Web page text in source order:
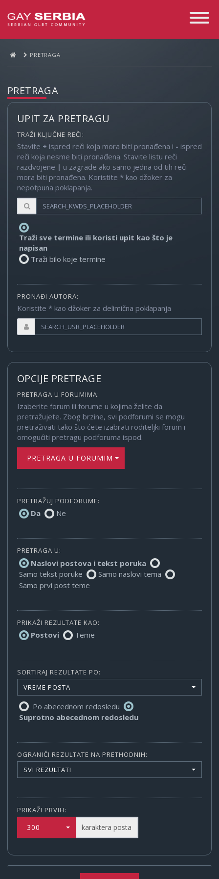
Toggle
PRETRAGA
PRETRAGA
UPIT ZA PRETRAGU
TRAŽI KLJUČNE REČI:
Stavite + ispred reči koja mora biti pronađena i - ispred
reči koja nesme biti pronađena. Stavite listu reči
razdvojene | u zagrade ako samo jedna od tih reči
mora biti pronađena. Koristite * kao džoker za
nepotpuna poklapanja.
Traži sve termine ili koristi upit kao što je
napisan
Traži bilo koje termine
PRONAĐI AUTORA:
Koristite * kao džoker za delimična poklapanja
OPCIJE PRETRAGE
PRETRAGA U FORUMIMA:
Izaberite forum ili forume u kojima želite da
pretražujete. Zbog brzine, svi podforumi se mogu
pretraživati tako što ćete izabrati roditeljki forum i
omogućiti pretragu podforuma ispod.
PRETRAGA U FORUMIMA
PRETRAŽUJ PODFORUME:
Da Ne
PRETRAGA U:
Naslovi postova i tekst poruka
Samo tekst poruke
Samo naslovi tema
Samo prvi post teme
PRIKAŽI REZULTATE KAO:
Postovi Teme
SORTIRAJ REZULTATE PO:
VREME POSTA
Po abecednom redosledu
Suprotno abecednom redosledu
OGRANIČI REZULTATE NA PRETHODNIH:
SVI REZULTATI
PRIKAŽI PRVIH:
300 karaktera posta